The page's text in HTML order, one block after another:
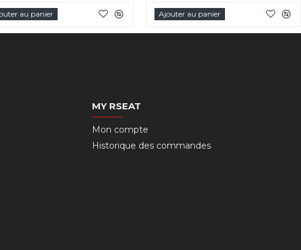
au panier Ajouter au panier
MY RSEAT
Mon compte
Historique des commandes